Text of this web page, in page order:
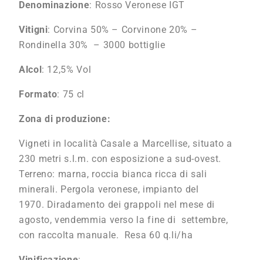
Denominazione: Rosso Veronese IGT
Vitigni: Corvina 50% – Corvinone 20% –
Rondinella 30% – 3000 bottiglie
Alcol: 12,5% Vol
Formato: 75 cl
Zona di produzione:
Vigneti in località Casale a Marcellise, situato a
230 metri s.l.m. con esposizione a sud-ovest.
Terreno: marna, roccia bianca ricca di sali
minerali. Pergola veronese, impianto del
1970. Diradamento dei grappoli nel mese di
agosto, vendemmia verso la fine di settembre,
con raccolta manuale. Resa 60 q.li/ha